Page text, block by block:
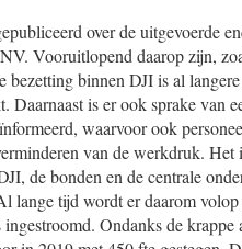
over de uitgevoerde
Vooruitlopend daarop zijn,
bezetting binnen DJI is al
Daarnaast is er ook sprake van
waarvoor ook
van de werkdruk. Het
de bonden en de centrale
lange tijd wordt er daarom
Ondanks de